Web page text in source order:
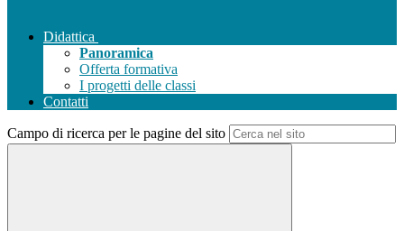
Didattica
Panoramica
Offerta formativa
I progetti delle classi
Contatti
Campo di ricerca per le pagine del sito